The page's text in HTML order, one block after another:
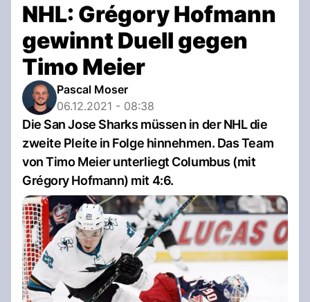
NHL: Grégory Hofmann
gewinnt Duell gegen
Timo Meier
Pascal Moser
06.12.2021 - 08:38
Die San Jose Sharks müssen in der NHL die
zweite Pleite in Folge hinnehmen. Das Team
von Timo Meier unterliegt Columbus (mit
Grégory Hofmann) mit 4:6.